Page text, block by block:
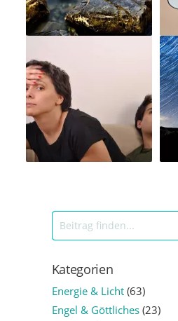
Kategorien
Energie & Licht(63)
Engel & Göttliches(23)